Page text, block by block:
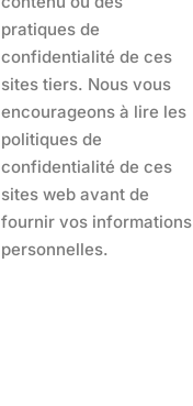
pratiques de
confidentialité de ces
sites tiers. Nous vous
encourageons à lire les
politiques de
confidentialité de ces
sites web avant de
fournir vos informations
personnelles.